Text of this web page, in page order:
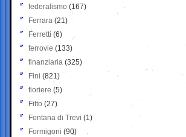
federalismo (167)
Ferrara (21)
Ferretti (6)
ferrovie (133)
finanziaria (325)
Fini (821)
fioriere (5)
Fitto (27)
Fontana di Trevi (1)
Formigoni (90)